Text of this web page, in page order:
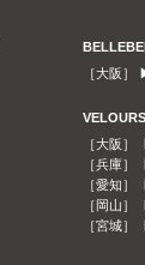
［大阪］
［大阪］
［兵庫］
［愛知］
［岡山］
［宮城］